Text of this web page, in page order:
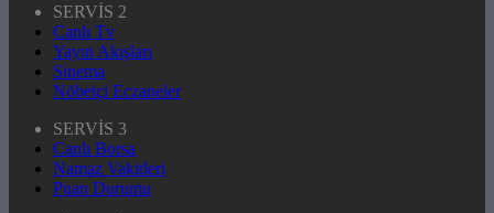
SERVİS 2
Canlı Tv
Yayın Akışları
Sinema
Nöbetçi Eczaneler
SERVİS 3
Canlı Borsa
Namaz Vakitleri
Puan Durumu